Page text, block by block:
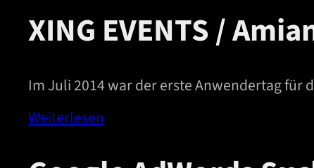
XING EVENTS /
Im Juli 2014 war der erste Anwendertag für
Weiterlesen